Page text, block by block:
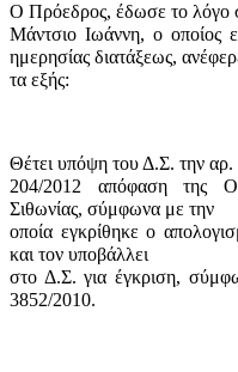
Ο Πρόεδρος, έδωσε το λόγο
Μάντσιο Ιωάννη, ο οποίος
ημερησίας διατάξεως,
τα εξής:
Θέτει υπόψη του Δ.Σ. την αρ.
204/2012 απόφαση της
Σιθωνίας, σύμφωνα με την
οποία εγκρίθηκε ο
και τον υποβάλλει
στο Δ.Σ. για έγκριση,
3852/2010.